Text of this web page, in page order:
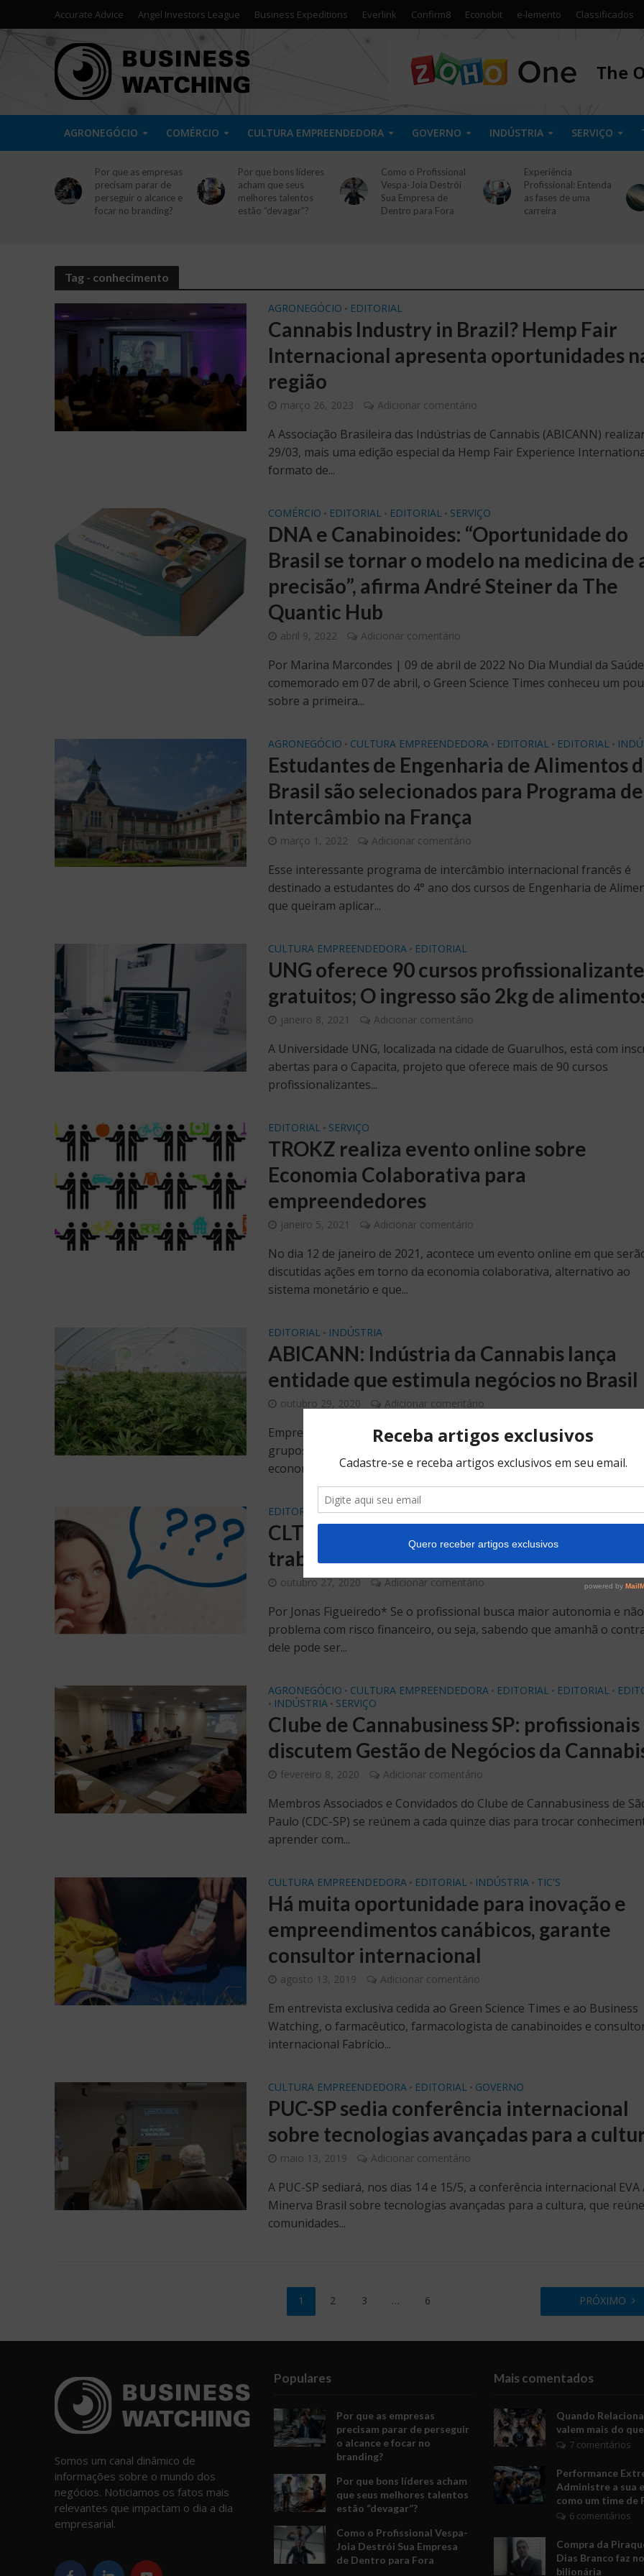
Accurate Advice Angel Investors League Business Expeditions Everlink Confirm8 Econobit e-lemento Classificados
AGRONEGÓCIO COMÉRCIO CULTURA EMPREENDEDORA GOVERNO INDÚSTRIA SERVIÇO
Por que as empresas
precisam parar de
perseguir o alcance e
focar no branding?
Por que bons líderes
acham que seus
melhores talentos
estão “devagar”?
Como o Profissional
Vespa-Joia Destrói
Sua Empresa de
Dentro para Fora
Experiência
Profissional: Entenda
as fases de uma
carreira
Tag - conhecimento
AGRONEGÓCIO • EDITORIAL
Cannabis Industry in Brazil? Hemp Fair
Internacional apresenta oportunidades
região
março 26, 2023 Adicionar comentário
A Associação Brasileira das Indústrias de Cannabis (ABICANN)
29/03, mais uma edição especial da Hemp Fair Experience
formato de...
COMÉRCIO • EDITORIAL • EDITORIAL • SERVIÇO
DNA e Canabinoides: “Oportunidade do
Brasil se tornar o modelo na medicina de
precisão”, afirma André Steiner da The
Quantic Hub
abril 9, 2022 Adicionar comentário
Por Marina Marcondes | 09 de abril de 2022 No Dia Mundial da
comemorado em 07 de abril, o Green Science Times conheceu um
sobre a primeira...
AGRONEGÓCIO • CULTURA EMPREENDEDORA • EDITORIAL • EDITORIAL •
Estudantes de Engenharia de Alimentos
Brasil são selecionados para Programa de
Intercâmbio na França
março 1, 2022 Adicionar comentário
Esse interessante programa de intercâmbio internacional francês é
destinado a estudantes do 4° ano dos cursos de Engenharia de
que queiram aplicar...
CULTURA EMPREENDEDORA • EDITORIAL
UNG oferece 90 cursos
gratuitos; O ingresso são 2kg de
janeiro 8, 2021 Adicionar comentário
A Universidade UNG, localizada na cidade de Guarulhos, está com
abertas para o Capacita, projeto que oferece mais de 90 cursos
profissionalizantes...
EDITORIAL • SERVIÇO
TROKZ realiza evento online sobre
Economia Colaborativa para
empreendedores
janeiro 5, 2021 Adicionar comentário
No dia 12 de janeiro de 2021, acontece um evento online em que
discutidas ações em torno da economia colaborativa, alternativo ao
sistema monetário e que...
EDITORIAL • INDÚSTRIA
ABICANN: Indústria da Cannabis lança
entidade que estimula negócios no Brasil
outubro 29, 2020 Adicionar comentário
Empresas e pessoas físicas podem se associar e participar dos
grupos de trabalho da ABICANN. Entidade nasce para representar
economicamente os...
EDITORIAL•EDITORIAL•SERVIÇO
CLT ou PJ: Depende da oportunidade de
trabalho e o que ofereceram para você
outubro 27, 2020 Adicionar comentário
Por Jonas Figueiredo* Se o profissional busca maior autonomia e
problema com risco financeiro, ou seja, sabendo que amanhã o
dele pode ser...
AGRONEGÓCIO • CULTURA EMPREENDEDORA • EDITORIAL • EDITORIAL •
• INDÚSTRIA • SERVIÇO
Clube de Cannabusiness SP: profissionais
discutem Gestão de Negócios da
fevereiro 8, 2020 Adicionar comentário
Membros Associados e Convidados do Clube de Cannabusiness de
Paulo (CDC-SP) se reúnem a cada quinze dias para trocar
aprender com...
CULTURA EMPREENDEDORA • EDITORIAL • INDÚSTRIA • TIC'S
Há muita oportunidade para inovação e
empreendimentos canábicos, garante
consultor internacional
agosto 13, 2019 Adicionar comentário
Em entrevista exclusiva cedida ao Green Science Times e ao Business
Watching, o farmacêutico, farmacologista de canabinoides e
internacional Fabrício...
CULTURA EMPREENDEDORA • EDITORIAL • GOVERNO
PUC-SP sedia conferência internacional
sobre tecnologias avançadas para a
maio 13, 2019 Adicionar comentário
A PUC-SP sediará, nos dias 14 e 15/5, a conferência internacional EVA
Minerva Brasil sobre tecnologias avançadas para a cultura, que
comunidades...
1 2 3 … 6 PRÓXIMO
Somos um canal dinâmico de
informações sobre o mundo dos
negócios. Noticiamos os fatos mais
relevantes que impactam o dia a dia
empresarial.
Populares
Por que as empresas
precisam parar de perseguir
o alcance e focar no
branding?
Por que bons líderes acham
que seus melhores talentos
estão “devagar”?
Como o Profissional Vespa-
Joia Destrói Sua Empresa
de Dentro para Fora
Mais comentados
Quando
valem mais do
7 comentários
Performance
Administre a sua
como um time de
6 comentários
Compra da
Dias Branco faz
bilionária